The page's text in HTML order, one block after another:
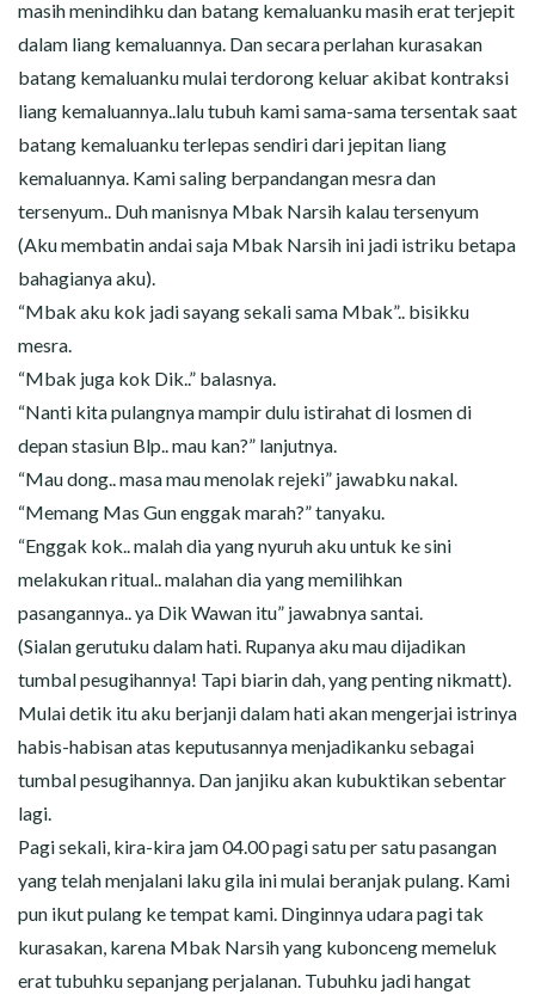
masih menindihku dan batang kemaluanku masih erat terjepit
dalam liang kemaluannya. Dan secara perlahan kurasakan
batang kemaluanku mulai terdorong keluar akibat kontraksi
liang kemaluannya..lalu tubuh kami sama-sama tersentak saat
batang kemaluanku terlepas sendiri dari jepitan liang
kemaluannya. Kami saling berpandangan mesra dan
tersenyum.. Duh manisnya Mbak Narsih kalau tersenyum
(Aku membatin andai saja Mbak Narsih ini jadi istriku betapa
bahagianya aku).
“Mbak aku kok jadi sayang sekali sama Mbak”.. bisikku
mesra.
“Mbak juga kok Dik..” balasnya.
“Nanti kita pulangnya mampir dulu istirahat di losmen di
depan stasiun Blp.. mau kan?” lanjutnya.
“Mau dong.. masa mau menolak rejeki” jawabku nakal.
“Memang Mas Gun enggak marah?” tanyaku.
“Enggak kok.. malah dia yang nyuruh aku untuk ke sini
melakukan ritual.. malahan dia yang memilihkan
pasangannya.. ya Dik Wawan itu” jawabnya santai.
(Sialan gerutuku dalam hati. Rupanya aku mau dijadikan
tumbal pesugihannya! Tapi biarin dah, yang penting nikmatt).
Mulai detik itu aku berjanji dalam hati akan mengerjai istrinya
habis-habisan atas keputusannya menjadikanku sebagai
tumbal pesugihannya. Dan janjiku akan kubuktikan sebentar
lagi.
Pagi sekali, kira-kira jam 04.00 pagi satu per satu pasangan
yang telah menjalani laku gila ini mulai beranjak pulang. Kami
pun ikut pulang ke tempat kami. Dinginnya udara pagi tak
kurasakan, karena Mbak Narsih yang kubonceng memeluk
erat tubuhku sepanjang perjalanan. Tubuhku jadi hangat